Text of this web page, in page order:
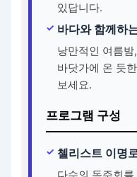
있답니다.
바다와 함께하
낭만적인 여름
바닷가에 온 듯
보세요.
프로그램 구성
첼리스트 이명